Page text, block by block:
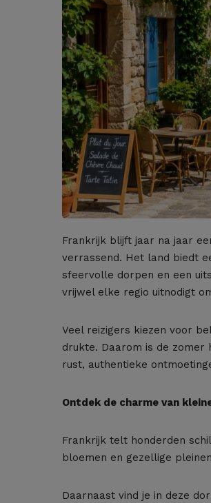
Frankrijk blijft jaar na jaar
verrassend. Het land biedt
sfeervolle dorpen en een
vrijwel elke regio uitnodigt
Veel reizigers kiezen voor
drukte. Daarom is de
rust, authentieke
Ontdek de charme van
Frankrijk telt honderden
bloemen en gezellige
Daarnaast vind je in deze